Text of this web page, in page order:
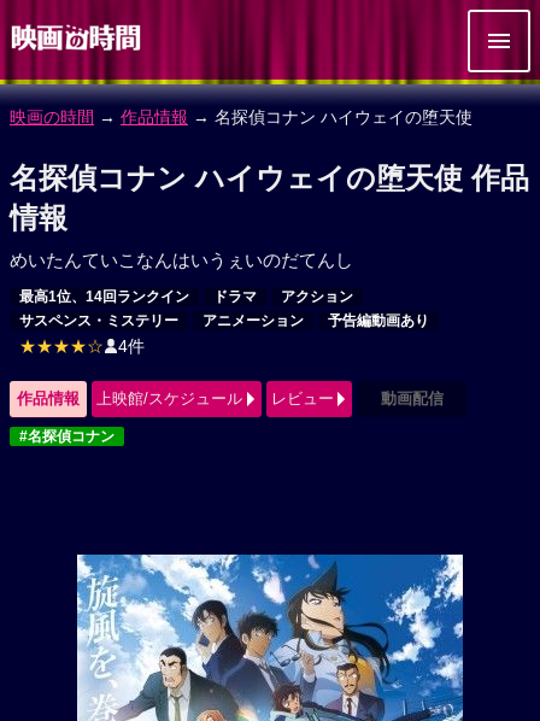
映画の時間 → 作品情報 → 名探偵コナン ハイウェイの堕天使
名探偵コナン ハイウェイの堕天使 作品
情報
めいたんていこなんはいうぇいのだてんし
最高1位、14回ランクイン ドラマ
アクション
サスペンス・ミステリー
アニメーション 予告編動画あり
★★★★☆ 4件
作品情報 上映館/スケジュール レビュー 動画配信
#名探偵コナン